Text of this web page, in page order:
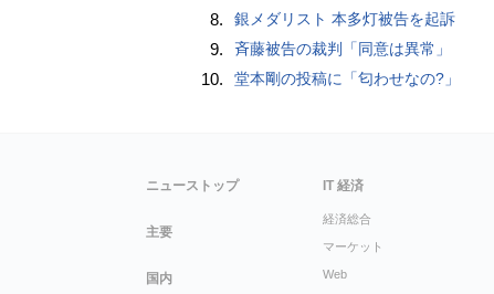
8. 銀メダリスト 本多灯被告を起訴
9. 斉藤被告の裁判「同意は異常」
10. 堂本剛の投稿に「匂わせなの?」
ニューストップ
主要
国内
IT 経済
経済総合
マーケット
Web